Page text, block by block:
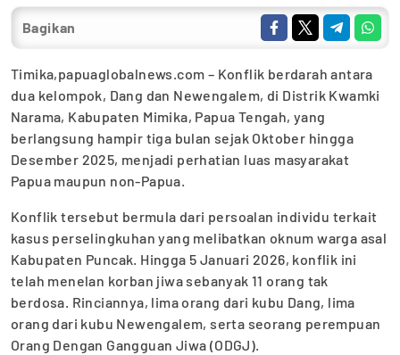
Bagikan
Timika,papuaglobalnews.com – Konflik berdarah antara
dua kelompok, Dang dan Newengalem, di Distrik Kwamki
Narama, Kabupaten Mimika, Papua Tengah, yang
berlangsung hampir tiga bulan sejak Oktober hingga
Desember 2025, menjadi perhatian luas masyarakat
Papua maupun non-Papua.
Konflik tersebut bermula dari persoalan individu terkait
kasus perselingkuhan yang melibatkan oknum warga asal
Kabupaten Puncak. Hingga 5 Januari 2026, konflik ini
telah menelan korban jiwa sebanyak 11 orang tak
berdosa. Rinciannya, lima orang dari kubu Dang, lima
orang dari kubu Newengalem, serta seorang perempuan
Orang Dengan Gangguan Jiwa (ODGJ).